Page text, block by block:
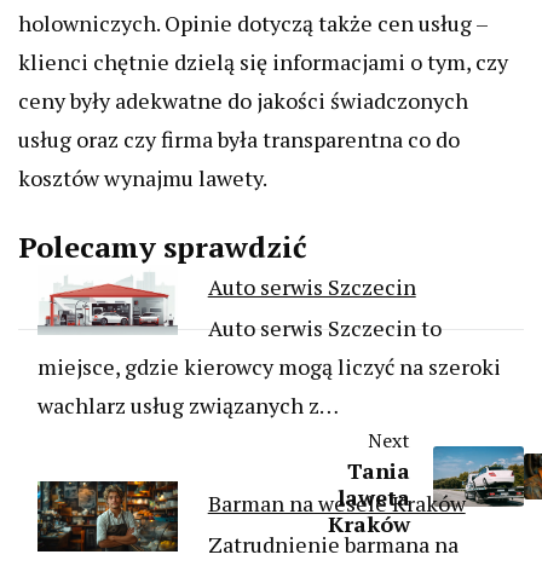
holowniczych. Opinie dotyczą także cen usług –
klienci chętnie dzielą się informacjami o tym, czy
ceny były adekwatne do jakości świadczonych
usług oraz czy firma była transparentna co do
kosztów wynajmu lawety.
Polecamy sprawdzić
Auto serwis Szczecin
Auto serwis Szczecin to
miejsce, gdzie kierowcy mogą liczyć na szeroki
wachlarz usług związanych z…
Barman na wesele Kraków
Zatrudnienie barmana na
Next
Tania
laweta
Kraków